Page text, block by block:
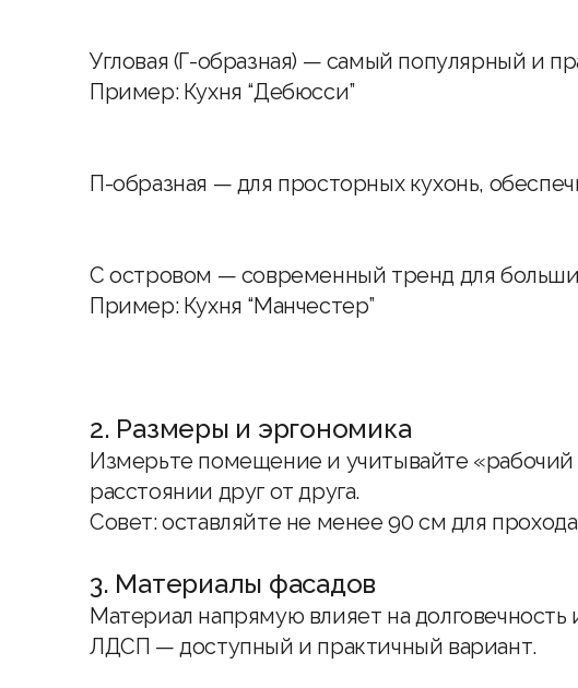
Угловая (Г-образная) — самый популярный и
Пример: Кухня “Дебюсси”
П-образная — для просторных кухонь,
С островом — современный тренд для
Пример: Кухня “Манчестер”
2. Размеры и эргономика
Измерьте помещение и учитывайте «рабочий
расстоянии друг от друга.
Совет: оставляйте не менее 90 см для
3. Материалы фасадов
Материал напрямую влияет на
ЛДСП — доступный и практичный вариант.